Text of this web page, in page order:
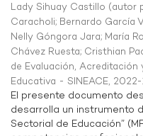
Lady Sihuay Castillo (autor
Caracholi; Bernardo García
Nelly Góngora Jara; María
Chávez Ruesta; Cristhian
de Evaluación,
Educativa - SINEACE,
El presente documento
desarrolla un instrumento
Sectorial de Educación”